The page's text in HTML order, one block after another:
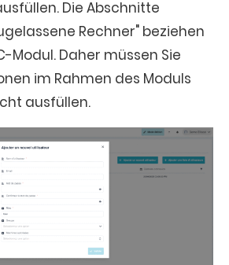
Die Abschnitte
Rechner" beziehen
Modul. Daher müssen Sie
im Rahmen des Moduls
ausfüllen.